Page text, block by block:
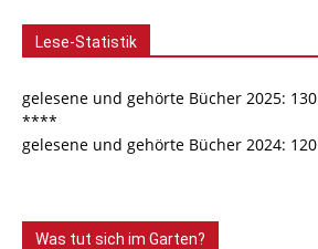
Lese-Statistik
gelesene und gehörte Bücher 2025: 130
****
gelesene und gehörte Bücher 2024: 120
Was tut sich im Garten?